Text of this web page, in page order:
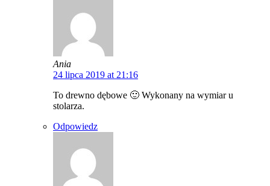
Ania
24 lipca 2019 at 21:16
To drewno dębowe 🙂 Wykonany na wymiar u
stolarza.
Odpowiedz